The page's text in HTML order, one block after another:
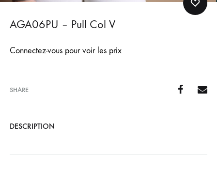
AGA06PU – Pull Col V
Connectez-vous pour voir les prix
SHARE
DESCRIPTION